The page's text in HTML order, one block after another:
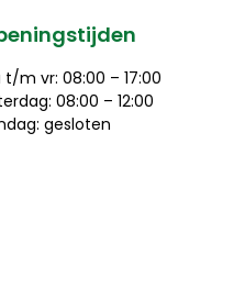
t/m vr: 08:00 – 17:00
08:00 – 12:00
gesloten